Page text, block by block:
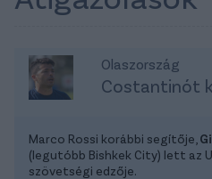
Olaszország
Costantinót
Marco Rossi korábbi segítője,
(legutóbb Bishkek City) lett az
szövetségi edzője.